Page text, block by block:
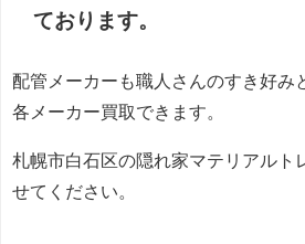
ております。
配管メーカーも職人さんのすき好み
各メーカー買取できます。
札幌市白石区の隠れ家マテリアルト
せてください。